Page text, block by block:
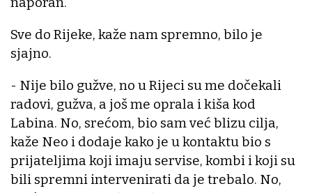
Sve do Rijeke, kaže nam spremno, bilo je
sjajno.
- Nije bilo gužve, no u Rijeci su me dočekali
radovi, gužva, a još me oprala i kiša kod
Labina. No, srećom, bio sam već blizu cilja,
kaže Neo i dodaje kako je u kontaktu bio s
prijateljima koji imaju servise, kombi i koji su
bili spremni intervenirati da je trebalo. No,